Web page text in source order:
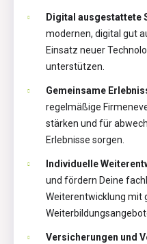
Digital ausgestattete
modernen, digital gut
Einsatz neuer
unterstützen.
Gemeinsame
regelmäßige
stärken und für
Erlebnisse sorgen.
Individuelle
und fördern Deine
Weiterentwicklung mit
Versicherungen und